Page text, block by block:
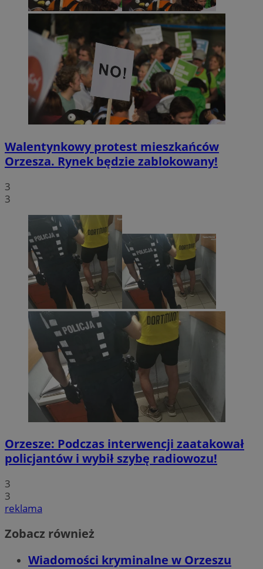
Walentynkowy protest mieszkańców
Orzesza. Rynek będzie zablokowany!
3
3
Orzesze: Podczas interwencji zaatakował
policjantów i wybił szybę radiowozu!
3
3
reklama
Zobacz również
Wiadomości kryminalne w Orzeszu